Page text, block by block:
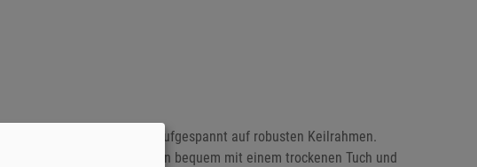
Fotodruck, aufgespannt auf robusten Keilrahmen.
Fotoleinen kann bequem mit einem trockenen Tuch und